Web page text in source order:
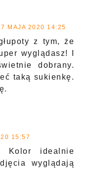
MAJA 2020 14:25
z tym, że
wyglądasz! I
dobrany.
taką sukienkę.
15:57
Kolor idealnie
wyglądają